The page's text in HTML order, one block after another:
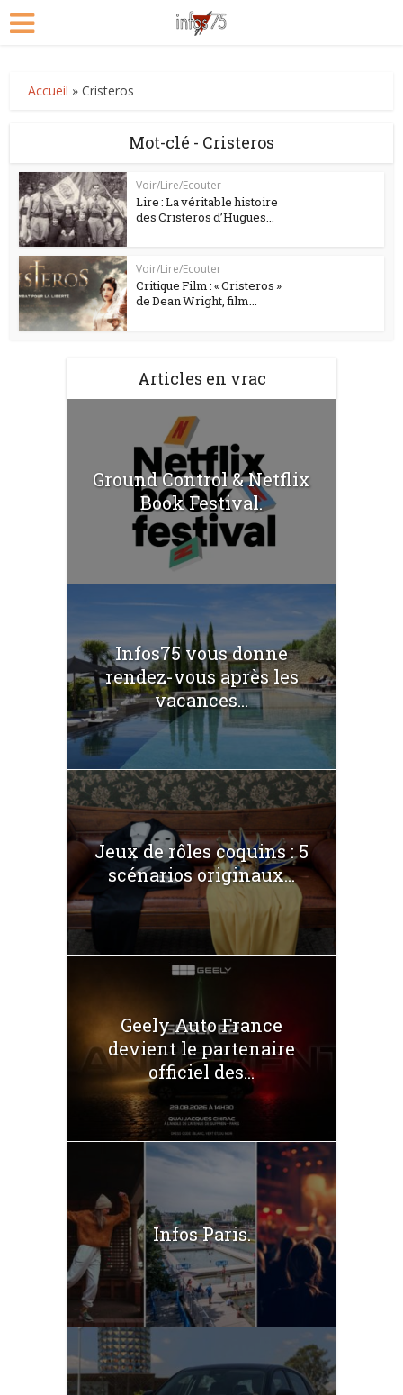
Accueil »Cristeros
Mot-clé - Cristeros
Voir/Lire/Ecouter
Lire : La véritable histoire
des Cristeros d’Hugues...
Voir/Lire/Ecouter
Critique Film : « Cristeros »
de Dean Wright, film...
Articles en vrac
Ground Control & Netflix
Book Festival.
Infos75 vous donne
rendez-vous après les
vacances...
Jeux de rôles coquins : 5
scénarios originaux...
Geely Auto France
devient le partenaire
officiel des...
Infos Paris.